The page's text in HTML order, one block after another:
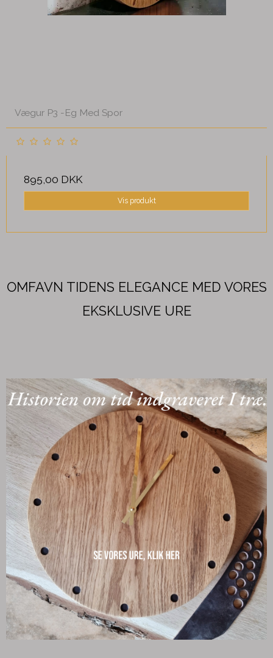
Vægur P3 -Eg Med Spor
895,00 DKK
Vis produkt
OMFAVN TIDENS ELEGANCE MED VORES
EKSKLUSIVE URE